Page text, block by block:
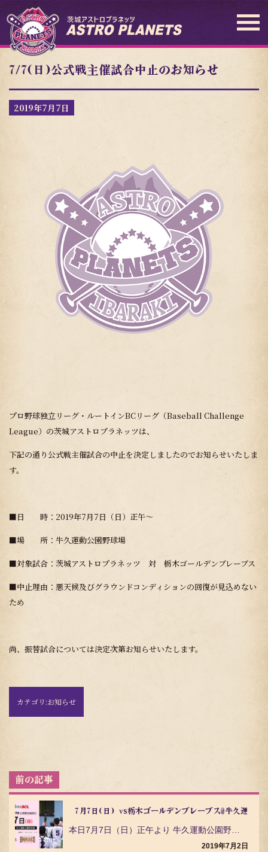
7/7(日)公式戦主催試合中止のお知らせ
2019年7月7日
プロ野球独立リーグ・ルートインBCリーグ（Baseball Challenge
League）の茨城アストロプラネッツは、
下記の通り公式戦主催試合の中止を決定しましたのでお知らせいたしま
す。
■日 時：2019年7月7日（日）正午～
■場 所：牛久運動公園野球場
■対象試合：茨城アストロプラネッツ 対 栃木ゴールデンブレーブス
■中止理由：悪天候及びグラウンドコンディションの回復が見込めない
ため
尚、振替試合については決定次第お知らせいたします。
カテゴリ:お知らせ
投
稿
ナ
ビ
ゲ
ー
シ
7月7日(日) vs栃木ゴールデンブレーブス@牛久運動公
2019年7月2日